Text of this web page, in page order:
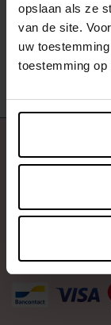
opslaan als ze
van de site.
uw
toestemming
Eau de
€ 19,90 In
Over ons
Contact